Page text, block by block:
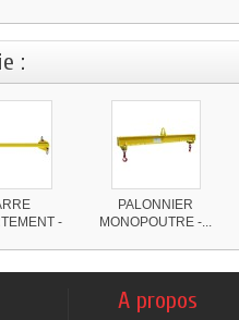
:
-
PALONNIER
MONOPOUTRE -...
A propos